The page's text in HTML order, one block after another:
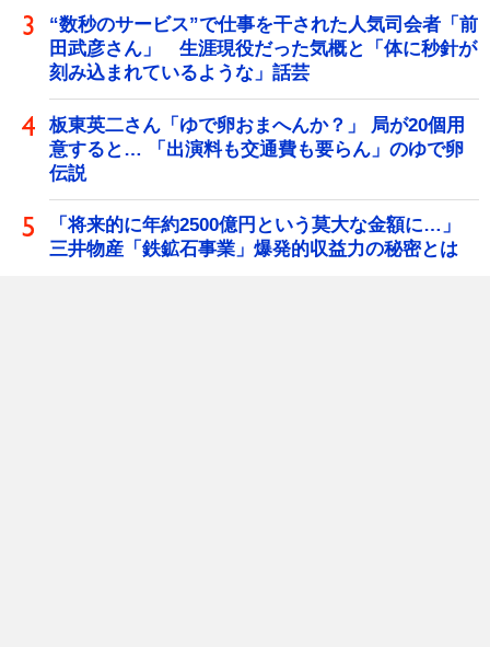
“数秒のサービス”で仕事を干された人気司会者「前
田武彦さん」 生涯現役だった気概と「体に秒針が
刻み込まれているような」話芸
板東英二さん「ゆで卵おまへんか？」 局が20個用
意すると… 「出演料も交通費も要らん」のゆで卵
伝説
「将来的に年約2500億円という莫大な金額に…」
三井物産「鉄鉱石事業」爆発的収益力の秘密とは